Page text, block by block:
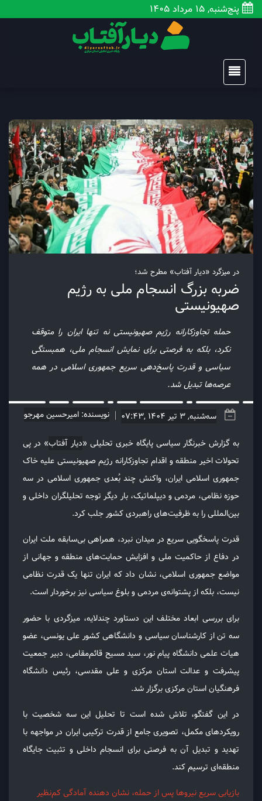
پنج‌شنبه, 15 مرداد 1405
در میزگرد «دیار آفتاب» مطرح شد؛
ضربه بزرگ انسجام ملی به رژیم
صهیونیستی
حمله تجاوزکارانه رژیم صهیونیستی نه‌ تنها ایران را متوقف
نکرد، بلکه به فرصتی برای نمایش انسجام ملی، همبستگی
سیاسی و قدرت پاسخ‌دهی سریع جمهوری اسلامی در همه
عرصه‌ها تبدیل شد.
سه‌شنبه, 3 تیر 1404 ,07:43 نویسنده: امیرحسین مهرجو
به گزارش خبرنگار سیاسی پایگاه خبری تحلیلی «دیار آفتاب» در پی
تحولات اخیر منطقه و اقدام تجاوزکارانه رژیم صهیونیستی علیه خاک
جمهوری اسلامی ایران، واکنش چند بُعدی جمهوری اسلامی در سه
حوزه‌ نظامی، مردمی و دیپلماتیک، بار دیگر توجه تحلیلگران داخلی و
بین‌المللی را به ظرفیت‌های راهبردی کشور جلب کرد.
قدرت پاسخگویی سریع در میدان نبرد، همراهی بی‌سابقه‌ ملت ایران
در دفاع از حاکمیت ملی و افزایش حمایت‌های منطقه‌ و جهانی از
مواضع جمهوری اسلامی، نشان داد که ایران تنها یک قدرت نظامی
نیست، بلکه از پشتوانه‌ی مردمی و بلوغ سیاسی نیز برخوردار است.
برای بررسی ابعاد مختلف این دستاورد چندلایه، میزگردی با حضور
سه تن از کارشناسان سیاسی و دانشگاهی کشور علی یونسی، عضو
هیات علمی دانشگاه پیام نور، سید مسیح قائم‌مقامی، دبیر جمعیت
پیشرفت و عدالت استان مرکزی و علی مقدسی، رئیس دانشگاه
فرهنگیان استان مرکزی برگزار شد.
در این گفتگو، تلاش شده است تا تحلیل این سه شخصیت با
رویکردهای مکمل، تصویری جامع از قدرت ترکیبی ایران در مواجهه با
تهدید و تبدیل آن به فرصتی برای انسجام داخلی و تثبیت جایگاه
منطقه‌ای ترسیم کند.
بازیابی سریع نیروها پس از حمله، نشان دهنده آمادگی کم‌نظیر